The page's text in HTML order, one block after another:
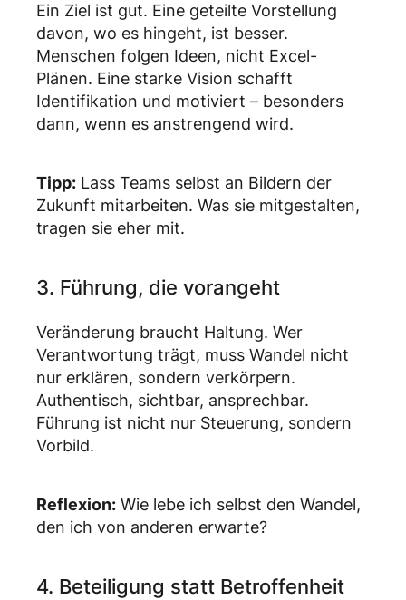
Ein Ziel ist gut. Eine geteilte Vorstellung
davon, wo es hingeht, ist besser.
Menschen folgen Ideen, nicht Excel-
Plänen. Eine starke Vision schafft
Identifikation und motiviert – besonders
dann, wenn es anstrengend wird.
Tipp: Lass Teams selbst an Bildern der
Zukunft mitarbeiten. Was sie mitgestalten,
tragen sie eher mit.
3. Führung, die vorangeht
Veränderung braucht Haltung. Wer
Verantwortung trägt, muss Wandel nicht
nur erklären, sondern verkörpern.
Authentisch, sichtbar, ansprechbar.
Führung ist nicht nur Steuerung, sondern
Vorbild.
Reflexion: Wie lebe ich selbst den Wandel,
den ich von anderen erwarte?
4. Beteiligung statt Betroffenheit